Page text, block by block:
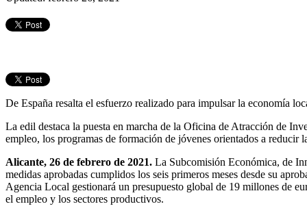
De España resalta el esfuerzo realizado para impulsar la economía
La edil destaca la puesta en marcha de la Oficina de Atracción de
empleo, los programas de formación de jóvenes orientados a
Alicante, 26 de febrero de 2021. La Subcomisión Económica, de
medidas aprobadas cumplidos los seis primeros meses desde su
Agencia Local gestionará un presupuesto global de 19 millones de
el empleo y los sectores productivos.